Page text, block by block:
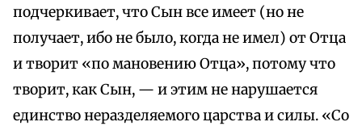
подчеркивает, что Сын все имеет (но не
получает, ибо не было, когда не имел) от Отца
и творит «по мановению Отца», потому что
творит, как Сын, — и этим не нарушается
единство неразделяемого царства и силы. «Со